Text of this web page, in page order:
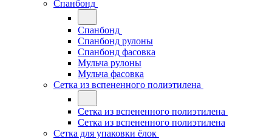
Спанбонд
Спанбонд
Спанбонд рулоны
Спанбонд фасовка
Мульча рулоны
Мульча фасовка
Сетка из вспененного полиэтилена
Сетка из вспененного полиэтилена
Сетка из вспененного полиэтилена
Сетка для упаковки ёлок